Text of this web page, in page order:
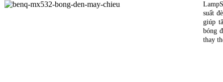
suất
giúp
bóng
thay